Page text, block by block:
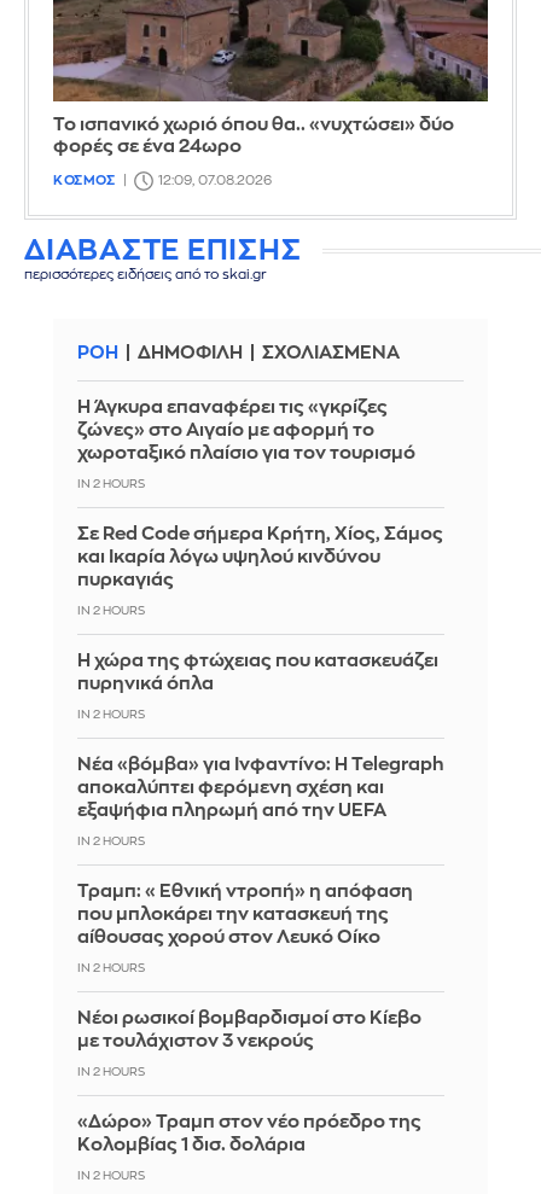
Το ισπανικό χωριό όπου θα.. «νυχτώσει» δύο
φορές σε ένα 24ωρο
ΚΟΣΜΟΣ 12:09, 07.08.2026
ΔΙΑΒΑΣΤΕ ΕΠΙΣΗΣ
περισσότερες ειδήσεις από το skai.gr
ΡΟΗ ΔΗΜΟΦΙΛΗ ΣΧΟΛΙΑΣΜΕΝΑ
Η Άγκυρα επαναφέρει τις «γκρίζες
ζώνες» στο Αιγαίο με αφορμή το
χωροταξικό πλαίσιο για τον τουρισμό
IN 2 HOURS
Σε Red Code σήμερα Κρήτη, Χίος, Σάμος
και Ικαρία λόγω υψηλού κινδύνου
πυρκαγιάς
IN 2 HOURS
Η χώρα της φτώχειας που κατασκευάζει
πυρηνικά όπλα
IN 2 HOURS
Νέα «βόμβα» για Ινφαντίνο: Η Telegraph
αποκαλύπτει φερόμενη σχέση και
εξαψήφια πληρωμή από την UEFA
IN 2 HOURS
Τραμπ: «Εθνική ντροπή» η απόφαση
που μπλοκάρει την κατασκευή της
αίθουσας χορού στον Λευκό Οίκο
IN 2 HOURS
Νέοι ρωσικοί βομβαρδισμοί στο Κίεβο
με τουλάχιστον 3 νεκρούς
IN 2 HOURS
«Δώρο» Τραμπ στον νέο πρόεδρο της
Κολομβίας 1 δισ. δολάρια
IN 2 HOURS